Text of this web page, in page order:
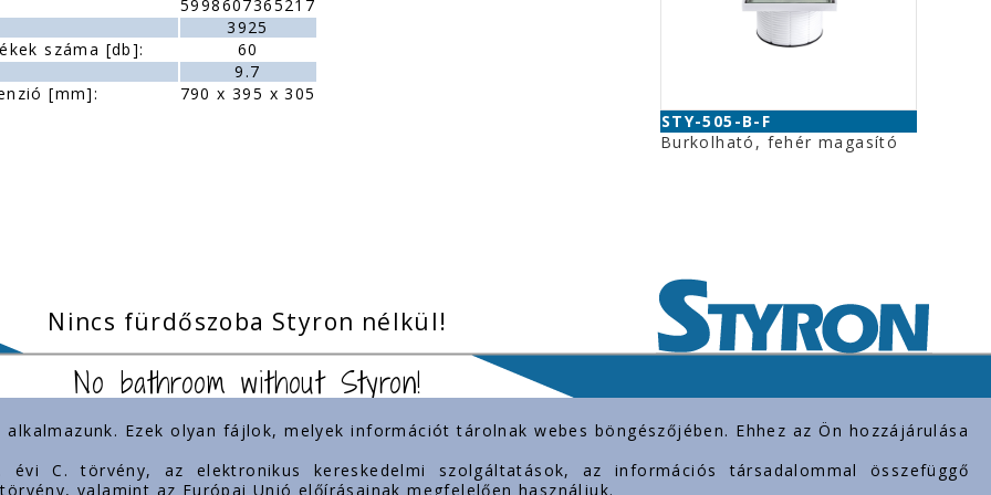
5998607365217
3925
száma [db]:
60
9.7
[mm]:
790 x 395 x 305
STY-505-B-F
Burkolható, fehér magasító
Nincs fürdőszoba Styron nélkül!
No bathroom without Styron!
Jelenlétünk
alkalmazunk. Ezek olyan fájlok, melyek információt tárolnak webes böngészőjében. Ehhez az Ön hozzájárulása
C. törvény, az elektronikus kereskedelmi szolgáltatások, az információs társadalommal összefüggő
valamint az Európai Unió előírásainak megfelelően használjuk.